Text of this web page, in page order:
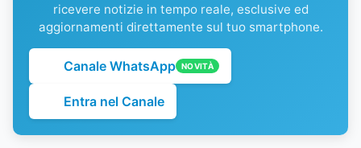
ricevere notizie in tempo reale, esclusive ed
aggiornamenti direttamente sul tuo smartphone.
Canale WhatsApp NOVITÀ
Entra nel Canale